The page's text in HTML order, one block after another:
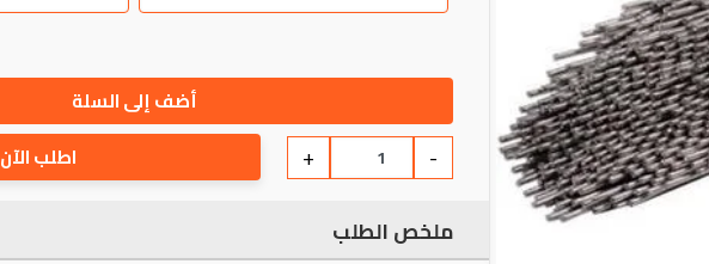
أضف إلى السلة
-
+ اطلب الآن
ملخص الطلب